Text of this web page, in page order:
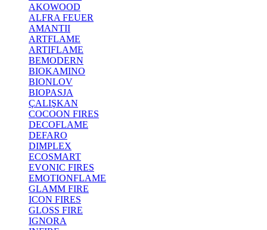
AKOWOOD
ALFRA FEUER
AMANTII
ARTFLAME
ARTIFLAME
BEMODERN
BIOKAMINO
BIONLOV
BIOPASJA
ÇALIŞKAN
COCOON FIRES
DECOFLAME
DEFARO
DIMPLEX
ECOSMART
EVONIC FIRES
EMOTIONFLAME
GLAMM FIRE
ICON FIRES
GLOSS FIRE
IGNORA